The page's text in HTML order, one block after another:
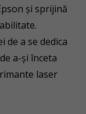
și sprijină
de a se dedica
a-și înceta
laser